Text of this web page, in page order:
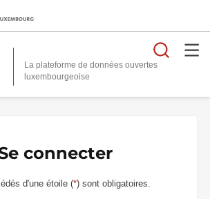
La plateforme de données ouvertes
connecter
d'une étoile (*) sont obligatoires.